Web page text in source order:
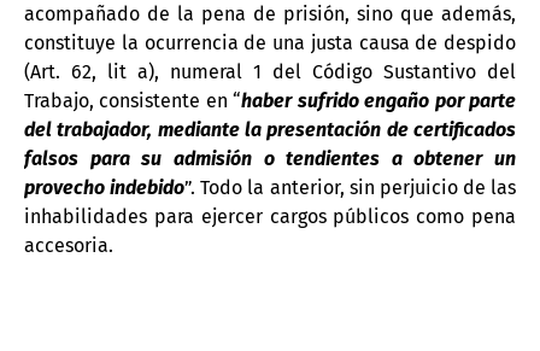
acompañado de la pena de prisión, sino que además,
constituye la ocurrencia de una justa causa de despido
(Art. 62, lit a), numeral 1 del Código Sustantivo del
Trabajo, consistente en “haber sufrido engaño por parte
del trabajador, mediante la presentación de certificados
falsos para su admisión o tendientes a obtener un
provecho indebido”. Todo la anterior, sin perjuicio de las
inhabilidades para ejercer cargos públicos como pena
accesoria.